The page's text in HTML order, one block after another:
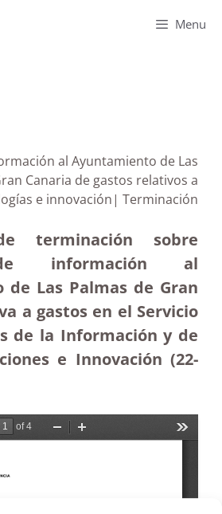
Menu
al Ayuntamiento de Las
Canaria de gastos relativos a
e innovación| Terminación
terminación sobre
información al
Las Palmas de Gran
a gastos en el Servicio
de la Información y de
e Innovación (22-